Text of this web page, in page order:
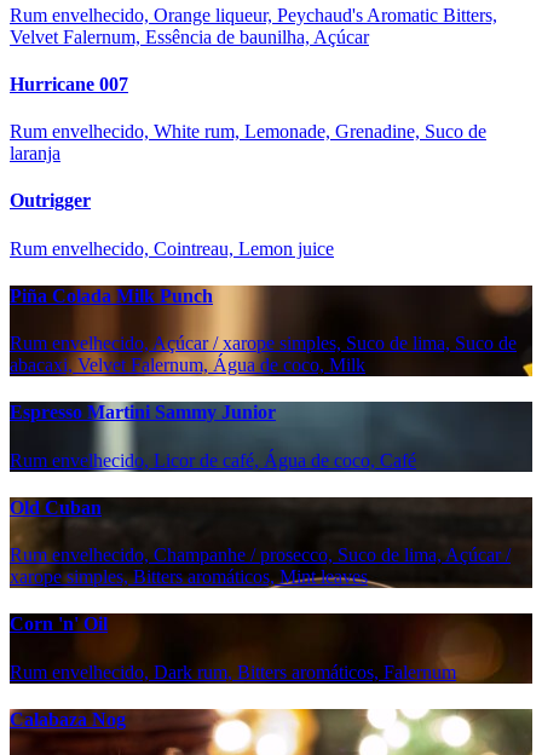
Rum envelhecido, Orange liqueur, Peychaud's Aromatic Bitters,
Velvet Falernum, Essência de baunilha, Açúcar
Hurricane 007
Rum envelhecido, White rum, Lemonade, Grenadine, Suco de
laranja
Outrigger
Rum envelhecido, Cointreau, Lemon juice
Piña Colada Milk Punch
Rum envelhecido, Açúcar / xarope simples, Suco de lima, Suco de
abacaxi, Velvet Falernum, Água de coco, Milk
Espresso Martini Sammy Junior
Rum envelhecido, Licor de café, Água de coco, Café
Old Cuban
Rum envelhecido, Champanhe / prosecco, Suco de lima, Açúcar /
xarope simples, Bitters aromáticos, Mint leaves
Corn 'n' Oil
Rum envelhecido, Dark rum, Bitters aromáticos, Falernum
Calabaza Nog